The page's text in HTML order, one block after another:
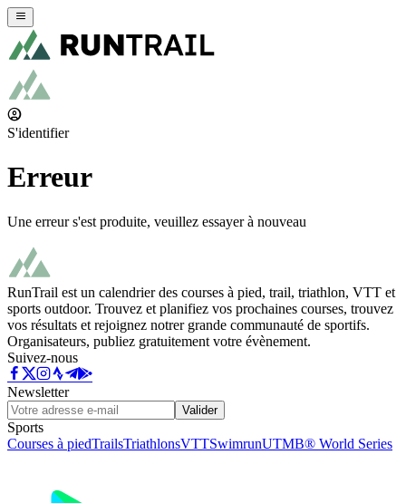
S'identifier
Erreur
Une erreur s'est produite, veuillez essayer à nouveau
RunTrail est un calendrier des courses à pied, trail, triathlon, VTT et
sports outdoor. Trouvez et planifiez vos prochaines courses, trouvez
vos résultats et rejoignez notrer grande communauté de sportifs.
Organisateurs, publiez gratuitement votre évènement.
Suivez-nous
Newsletter
Valider
Sports
Courses à piedTrailsTriathlonsVTTSwimrunUTMB® World Series